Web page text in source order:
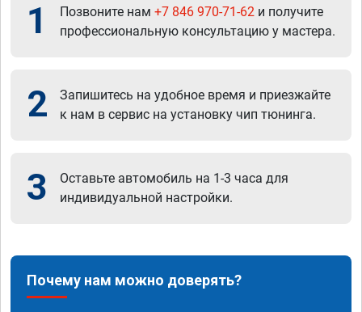
1 Позвоните нам +7 846 970-71-62 и получите
профессиональную консультацию у мастера.
2
Запишитесь на удобное время и приезжайте
к нам в сервис на установку чип тюнинга.
3
Оставьте автомобиль на 1-3 часа для
индивидуальной настройки.
Почему нам можно доверять?